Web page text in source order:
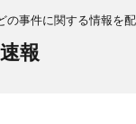
の事件に関する情報を
報